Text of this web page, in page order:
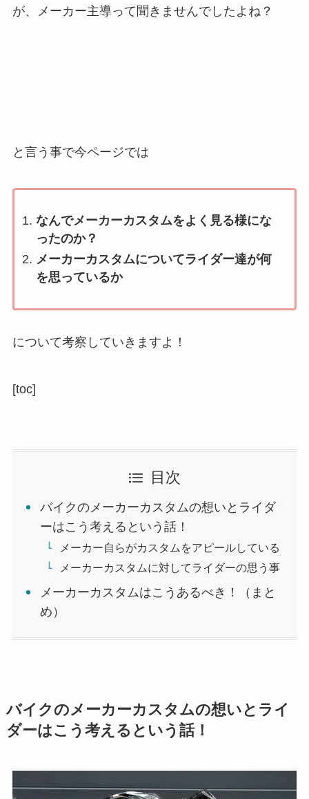
が、メーカー主導って聞きませんでしたよね？
と言う事で今ページでは
なんでメーカーカスタムをよく見る様にな
ったのか？
メーカーカスタムについてライダー達が何
を思っているか
について考察していきますよ！
[toc]
目次
バイクのメーカーカスタムの想いとライダ
ーはこう考えるという話！
メーカー自らがカスタムをアピールしている
メーカーカスタムに対してライダーの思う事
メーカーカスタムはこうあるべき！（まと
め）
バイクのメーカーカスタムの想いとライ
ダーはこう考えるという話！